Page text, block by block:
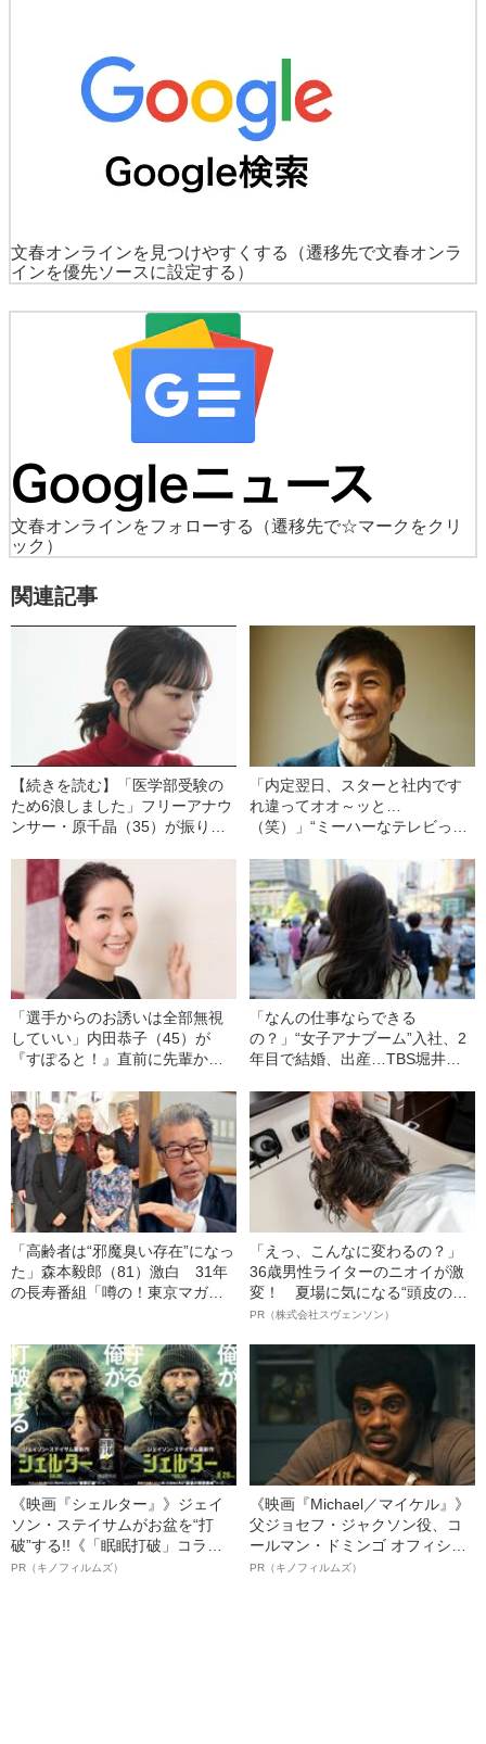
文春オンラインを見つけやすくする
（遷移先で文春オンラ
インを優先ソースに設定する）
文春オンラインをフォローする
（遷移先で☆マークをクリ
ック）
関連記事
【続きを読む】「医学部受験の
ため6浪しました」フリーアナウ
ンサー・原千晶（35）が振り返
日々”「予備校では多浪ズと呼ば
れ…」
「内定翌日、スターと社内です
れ違ってオオ～ッと…
（笑）」“ミーハーなテレビっ
になって見えたこと
「選手からのお誘いは全部無視
していい」内田恭子（45）が
『すぽると！』直前に先輩から
「なんの仕事ならできる
の？」“女子アナブーム”入社、2
年目で結婚、出産…TBS堀井美
ア」と「救われた言葉」
「高齢者は“邪魔臭い存在”になっ
た」森本毅郎（81）激白 31年
の長寿番組「噂の！東京マガジ
「えっ、こんなに変わるの？」
36歳男性ライターのニオイが激
変！ 夏場に気になる“頭皮のニ
オイ”や“ベタつき”を解消す
ト”が生み出した徹底ケアとは
PR（株式会社スヴェンソン）
《映画『シェルター』》ジェイ
ソン・ステイサムがお盆を“打
破”する!!《「眠眠打破」コラ
ボ》
PR（キノフィルムズ）
《映画『Michael／マイケル』》
父ジョセフ・ジャクソン役、コ
ールマン・ドミンゴ オフィシャ
ルインタビュー“観客を魅了した
PR（キノフィルムズ）